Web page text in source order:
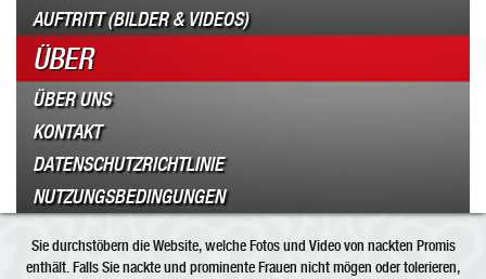
AUFTRITT (BILDER & VIDEOS)
ÜBER
ÜBER UNS
KONTAKT
DATENSCHUTZRICHTLINIE
NUTZUNGSBEDINGUNGEN
Sie durchstöbern die Website, welche Fotos und Video von nackten Promis
enthält. Falls Sie nackte und prominente Frauen nicht mögen oder tolerieren,